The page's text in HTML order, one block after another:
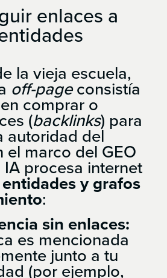
enlaces a
la vieja escuela,
off-pageconsistía
comprar o
(backlinks) para
autoridad del
el marco del GEO
IA procesa internet
entidades y grafos
:
sin enlaces:
es mencionada
junto a tu
(por ejemplo,